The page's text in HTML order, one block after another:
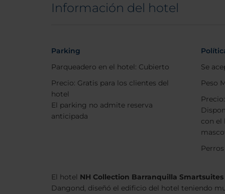
Información del hotel
Parking
Parqueadero en el hotel: Cubierto
Precio: Gratis para los clientes del
hotel
El parking no admite reserva
anticipada
Se
Peso
con el
El hotel NH Collection Barranquilla Smartsuites
Dangond, diseñó el edificio del hotel teniendo